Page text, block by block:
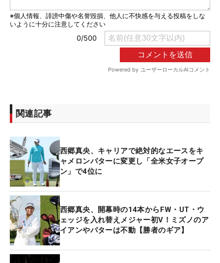
関連記事
西郷真央、キャリアで絶対的なエースをキ
ャメロンパターに変更し「全米女子オープ
ン」で4位に
西郷真央、開幕時の14本からFW・UT・ウ
ェッジを入れ替えメジャー初V！ミズノのア
イアンやパターは不動【勝者のギア】